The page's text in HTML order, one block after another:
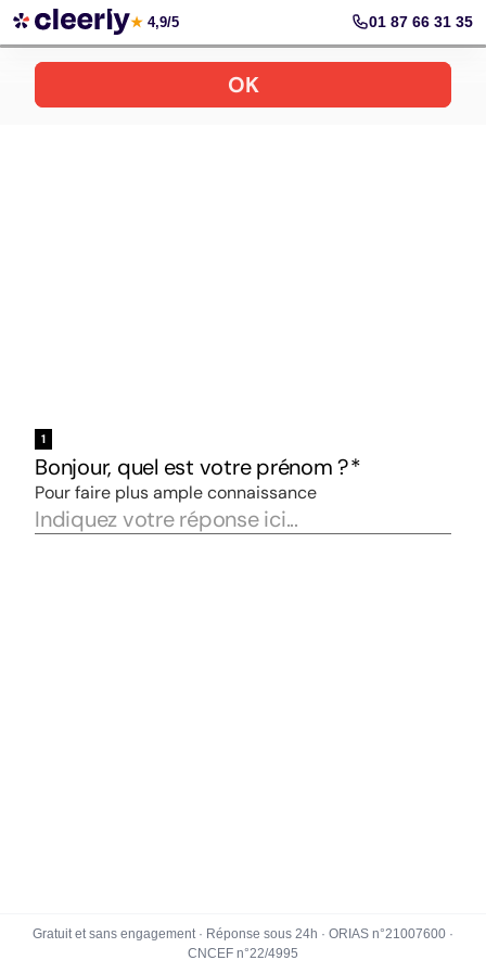
Votre simulation gratuite et personnalisée
★ 4,9/5 01 87 66 31 35
Gratuit et sans engagement · Réponse sous 24h · ORIAS n°21007600 ·
CNCEF n°22/4995